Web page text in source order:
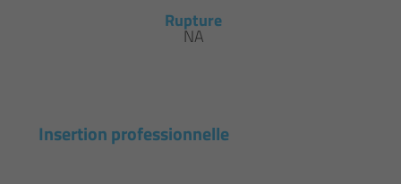
Rupture
NA
Insertion professionnelle